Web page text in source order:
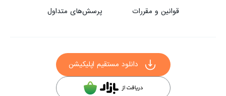
قوانین و مقررات پرسش‌های متداول
دانلود مستقیم اپلیکیشن